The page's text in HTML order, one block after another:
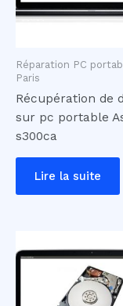
Réparation PC
Paris
Récupération de
sur pc portable
s300ca
Lire la suite